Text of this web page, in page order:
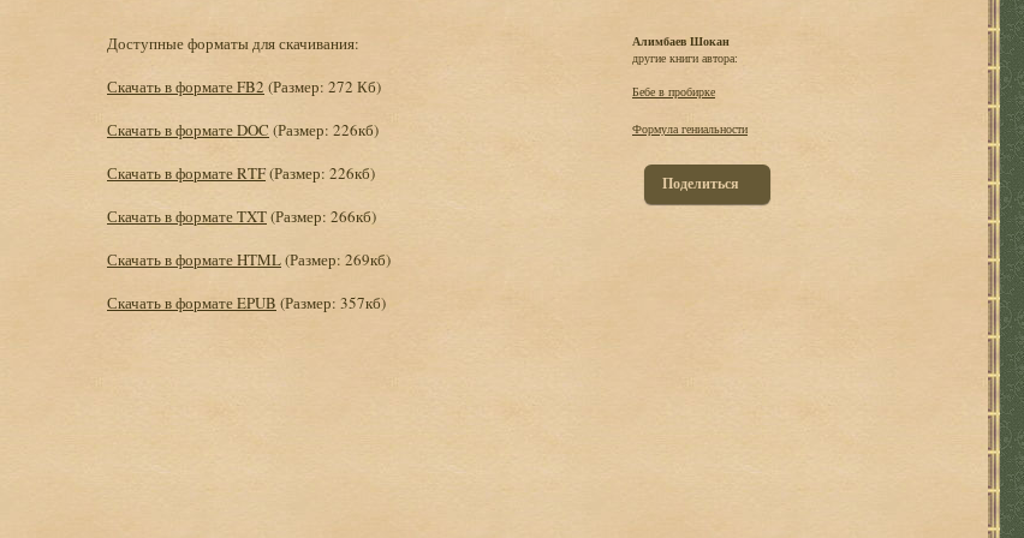
Доступные форматы для скачивания:
Скачать в формате FB2 (Размер: 272 Кб)
Скачать в формате DOC (Размер: 226кб)
Скачать в формате RTF(Размер: 226кб)
Скачать в формате TXT(Размер: 266кб)
Скачать в формате HTML(Размер: 269кб)
Скачать в формате EPUB (Размер: 357кб)
Алимбаев Шокан
другие книги автора:
Бебе в пробирке
Формула гениальности
Поделиться